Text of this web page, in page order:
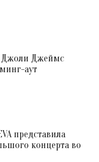
Джоли Джеймс
аут
представила
концерта во